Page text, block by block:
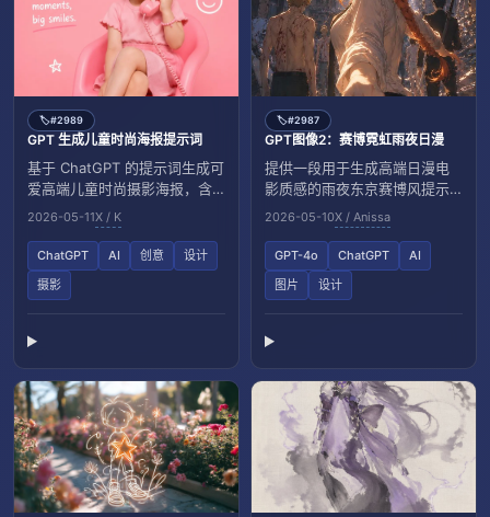
🏷️#2989
GPT 生成儿童时尚海报提示词
基于 ChatGPT 的提示词生成可
爱高端儿童时尚摄影海报，含
排版与文案要点。
2026-05-11X / K
ChatGPT AI 创意
设计
摄影
🏷️#2987
GPT图像2：赛博霓虹雨夜日漫
提供一段用于生成高端日漫电
影质感的雨夜东京赛博风提示
词，包含光影、材质与镜头参
2026-05-10X / Anissa
GPT-4o ChatGPT
AI
图片
设计